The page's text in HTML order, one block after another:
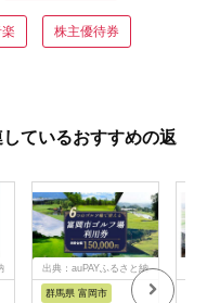
株主優待券
ているおすすめの返
出典：auPAYふるさと納
群馬県 富岡市